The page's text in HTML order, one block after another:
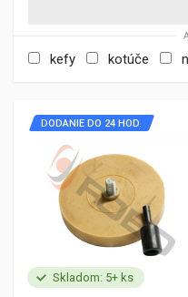
kefy kotúče
Skladom: 5+ ks
DODANIE DO 24 HOD.